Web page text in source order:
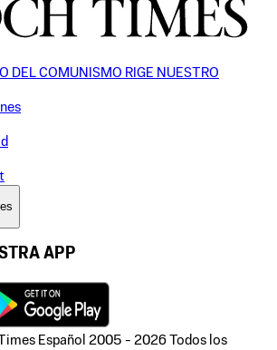
DEL COMUNISMO RIGE NUESTRO
APP
Español 2005 - 2026 Todos los